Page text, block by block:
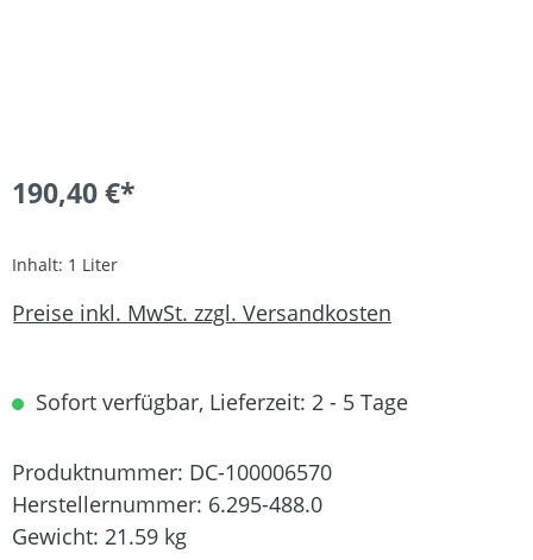
190,40 €*
Inhalt: 1 Liter
Preise inkl. MwSt. zzgl. Versandkosten
Sofort verfügbar, Lieferzeit: 2 - 5 Tage
Produktnummer: DC-100006570
Herstellernummer: 6.295-488.0
Gewicht: 21.59 kg